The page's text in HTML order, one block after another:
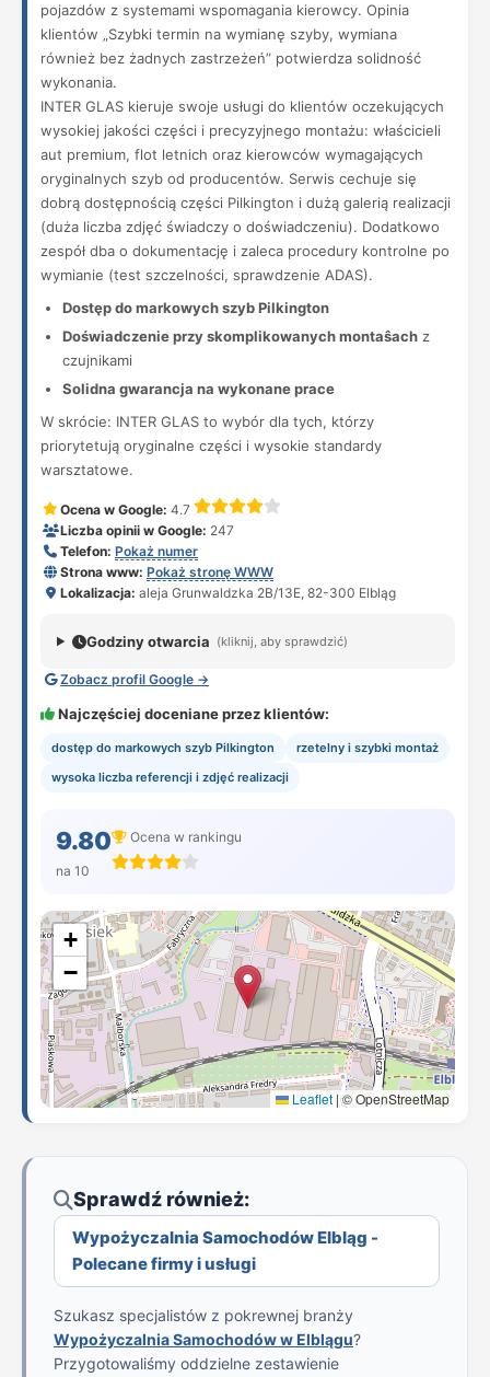
pojazdów z systemami wspomagania kierowcy. Opinia
klientów „Szybki termin na wymianę szyby, wymiana
również bez żadnych zastrzeżeń” potwierdza solidność
wykonania.
INTER GLAS kieruje swoje usługi do klientów oczekujących
wysokiej jakości części i precyzyjnego montażu: właścicieli
aut premium, flot letnich oraz kierowców wymagających
oryginalnych szyb od producentów. Serwis cechuje się
dobrą dostępnością części Pilkington i dużą galerią realizacji
(duża liczba zdjęć świadczy o doświadczeniu). Dodatkowo
zespół dba o dokumentację i zaleca procedury kontrolne po
wymianie (test szczelności, sprawdzenie ADAS).
Dostęp do markowych szyb Pilkington
Doświadczenie przy skomplikowanych montaŝach z
czujnikami
Solidna gwarancja na wykonane prace
W skrócie: INTER GLAS to wybór dla tych, którzy
priorytetują oryginalne części i wysokie standardy
warsztatowe.
Ocena w Google: 4.7
Liczba opinii w Google: 247
Telefon: Pokaż numer
Strona www: Pokaż stronę WWW
Lokalizacja: aleja Grunwaldzka 2B/13E, 82-300 Elbląg
Godziny otwarcia (kliknij, aby sprawdzić)
Zobacz profil Google →
Najczęściej doceniane przez klientów:
dostęp do markowych szyb Pilkington
rzetelny i szybki montaż
wysoka liczba referencji i zdjęć realizacji
9.80
na 10
Ocena w rankingu
+
−
Leaflet |© OpenStreetMap
Sprawdź również:
Wypożyczalnia Samochodów Elbląg -
Polecane firmy i usługi
Szukasz specjalistów z pokrewnej branży
Wypożyczalnia Samochodów w Elblągu?
Przygotowaliśmy oddzielne zestawienie